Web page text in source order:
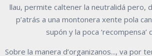
llau, permite caltener la neutralidá pero,
p’atrás a una montonera xente pola
supón y la poca ‘recompensa’
Sobre la manera d’organizanos..., va por